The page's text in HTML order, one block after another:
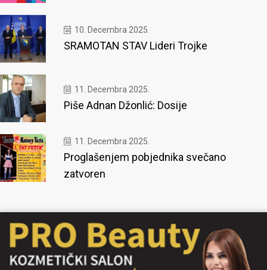
10. Decembra 2025.
SRAMOTAN STAV Lideri Trojke
11. Decembra 2025.
Piše Adnan Džonlić: Dosije
11. Decembra 2025.
Proglašenjem pobjednika svečano
zatvoren